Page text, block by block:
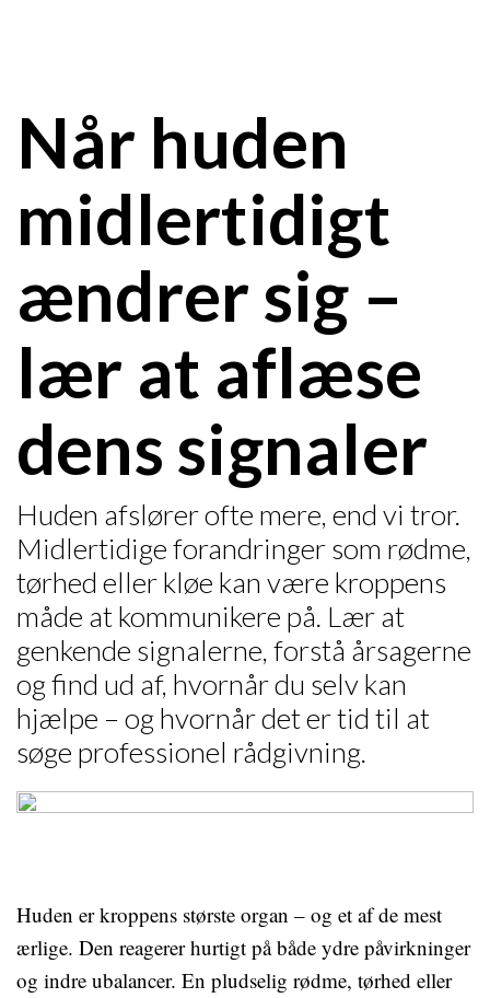
Når huden
midlertidigt
ændrer sig –
lær at aflæse
dens signaler
Huden afslører ofte mere, end vi tror.
Midlertidige forandringer som rødme,
tørhed eller kløe kan være kroppens
måde at kommunikere på. Lær at
genkende signalerne, forstå årsagerne
og find ud af, hvornår du selv kan
hjælpe – og hvornår det er tid til at
søge professionel rådgivning.
Huden er kroppens største organ – og et af de mest
ærlige. Den reagerer hurtigt på både ydre påvirkninger
og indre ubalancer. En pludselig rødme, tørhed eller